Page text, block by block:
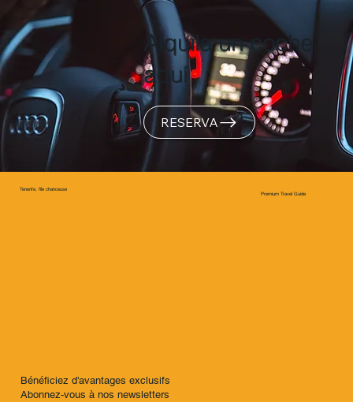
Alquila un coche
aquí
RESERVA
Tenerife, l'île chanceuse
Bénéficiez d'avantages exclusifs
Abonnez-vous à nos newsletters
Premium Travel Guide